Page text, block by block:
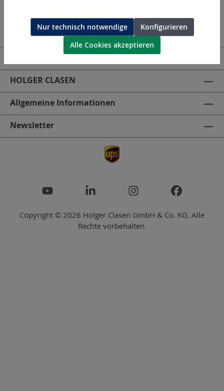
Kontakt | Deutschland
HOLGER CLASEN
Allgemeine Informationen
Newsletter
Copyright © 2026 Holger Clasen GmbH & Co. KG. Alle
Rechte vorbehalten.
Nur technisch notwendige
Konfigurieren
Alle Cookies akzeptieren